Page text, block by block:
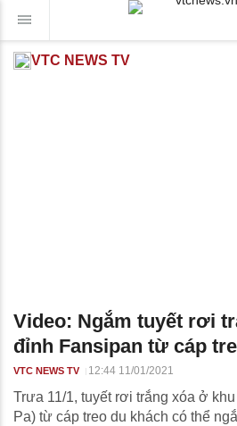
VTC NEWS TV
Video: Ngắm tuyết rơi
đỉnh Fansipan từ cáp
VTC NEWS TV 12:44 11/01/2021
Trưa 11/1, tuyết rơi trắng xóa ở
Pa) từ cáp treo du khách có thể